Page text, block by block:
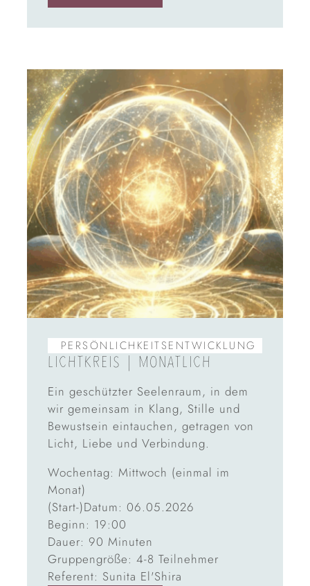
PERSÖNLICHKEITS­ENTWICKLUNG
LICHTKREIS | MONATLICH
Ein geschützter Seelenraum, in dem
wir gemeinsam in Klang, Stille und
Bewustsein eintauchen, getragen von
Licht, Liebe und Verbindung.
Wochentag: Mittwoch (einmal im
Monat)
(Start-)Datum: 06.05.2026
Beginn: 19:00
Dauer: 90 Minuten
Gruppengröße: 4-8 Teilnehmer
Referent: Sunita El'Shira